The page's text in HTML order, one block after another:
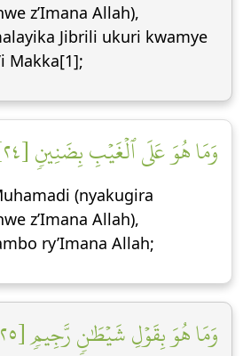
z’Imana Allah),
Jibrili ukuri kwamye
Makka[1];
وَمَا هُوَ عَلَى ٱلۡغَيۡبِ بِضَنِينٖ [٢٤]
(nyakugira
z’Imana Allah),
ry’Imana Allah;
وَمَا هُوَ بِقَوۡلِ شَيۡطَٰنٖ رَّجِيمٖ [٢٥]